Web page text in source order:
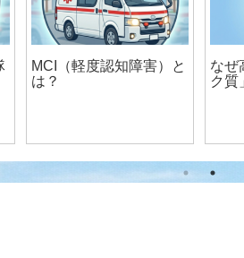
MCI（軽度認知障害）と
は？
なぜ
ク質